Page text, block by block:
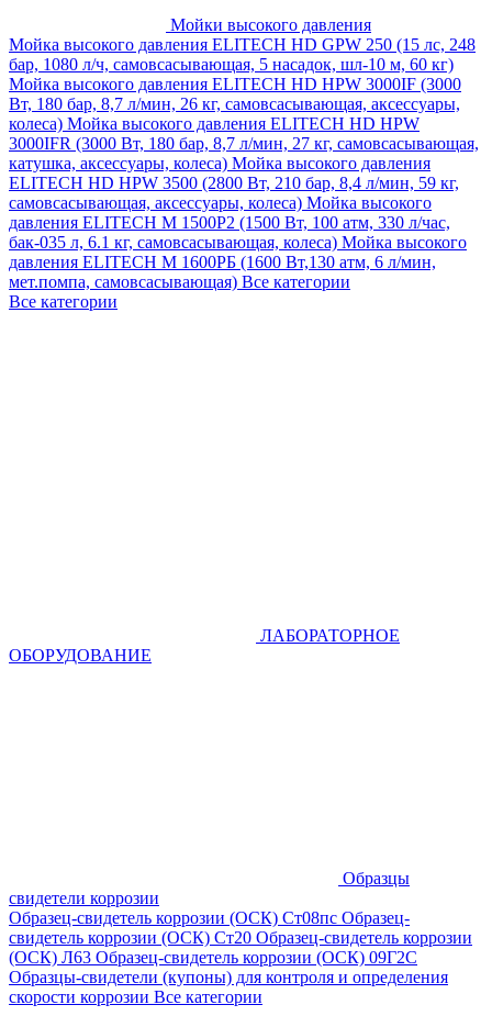
Мойки высокого давления
Мойка высокого давления ELITECH HD GPW 250 (15 лс, 248
бар, 1080 л/ч, самовсасывающая, 5 насадок, шл-10 м, 60 кг)
Мойка высокого давления ELITECH HD HPW 3000IF (3000
Вт, 180 бар, 8,7 л/мин, 26 кг, самовсасывающая, аксессуары,
колеса) Мойка высокого давления ELITECH HD HPW
3000IFR (3000 Вт, 180 бар, 8,7 л/мин, 27 кг, самовсасывающая,
катушка, аксессуары, колеса) Мойка высокого давления
ELITECH HD HPW 3500 (2800 Вт, 210 бар, 8,4 л/мин, 59 кг,
самовсасывающая, аксессуары, колеса) Мойка высокого
давления ELITECH M 1500P2 (1500 Вт, 100 атм, 330 л/час,
бак-035 л, 6.1 кг, самовсасывающая, колеса) Мойка высокого
давления ELITECH М 1600РБ (1600 Вт,130 атм, 6 л/мин,
мет.помпа, самовсасывающая) Все категории
Все категории
ЛАБОРАТОРНОЕ
ОБОРУДОВАНИЕ
Образцы
свидетели коррозии
Образец-свидетель коррозии (ОСК) Ст08пс Образец-
свидетель коррозии (ОСК) Ст20 Образец-свидетель коррозии
(ОСК) Л63 Образец-свидетель коррозии (ОСК) 09Г2С
Образцы-свидетели (купоны) для контроля и определения
скорости коррозии Все категории